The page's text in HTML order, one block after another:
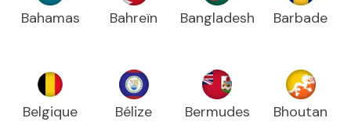
Bahamas Bahreïn Bangladesh Barbade
Belgique Bélize Bermudes Bhoutan